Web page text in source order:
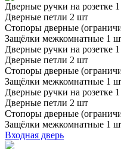
Дверные ручки на розетке
Дверные петли 2 шт
Стопоры дверные
Защёлки межкомнатные 1
Дверные ручки на розетке
Дверные петли 2 шт
Стопоры дверные
Защёлки межкомнатные 1
Дверные ручки на розетке
Дверные петли 2 шт
Стопоры дверные
Защёлки межкомнатные 1
Входная дверь